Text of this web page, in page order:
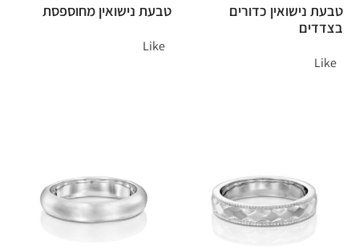
טבעת נישואין כדורים
בצדדים
Like
טבעת נישואין מחוספסת
Like